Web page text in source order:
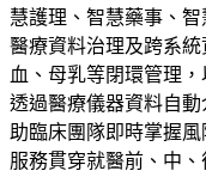
慧護理、智慧藥事、
醫療資料治理及跨系
血、母乳等閉環管理
透過醫療儀器資料自
助臨床團隊即時掌握
服務貫穿就醫前、中